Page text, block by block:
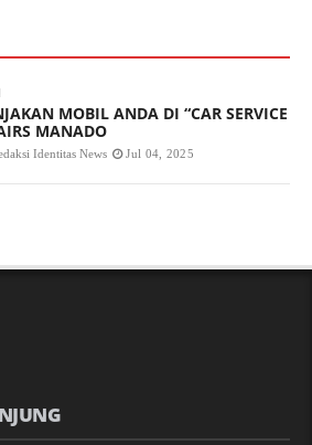
MOBIL ANDA DI “CAR SERVICE
MANADO
Identitas News Jul 04, 2025